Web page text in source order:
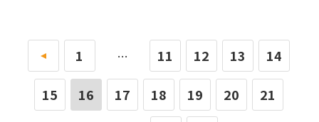
« 1 … 11 12 13 14
15 16 17 18 19 20 21